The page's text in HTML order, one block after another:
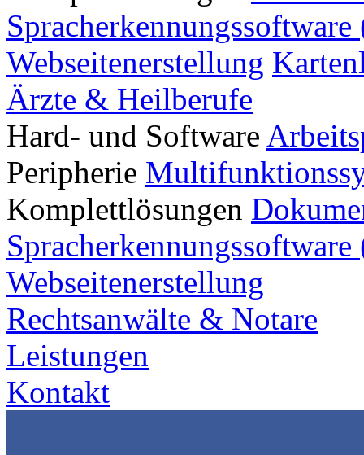
Webseitenerstellung
Ärzte & Heilberufe
Hard- und Software
Peripherie
Komplettlösungen
Webseitenerstellung
Rechtsanwälte & Notare
Leistungen
Kontakt